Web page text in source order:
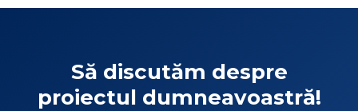
Să discutăm despre
proiectul dumneavoastră!